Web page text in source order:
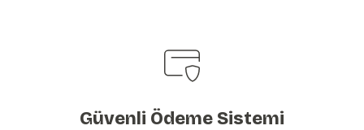
Güvenli Ödeme Sistemi